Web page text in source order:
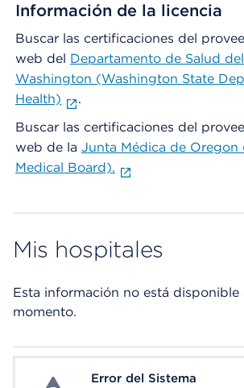
Información de la licencia
Buscar las certificaciones del
web del Departamento de Salud
Washington (Washington State
Health)
.
Buscar las certificaciones del
web de la Junta Médica de Oregon
Medical Board).
Mis hospitales
Esta información no está disponible
momento.
System ErrorError del Sistema